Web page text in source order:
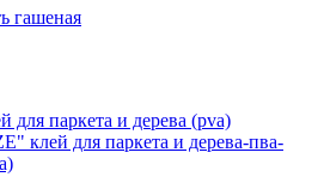
гашеная
паркета и дерева (pva)
клей для паркета и дерева-пва-